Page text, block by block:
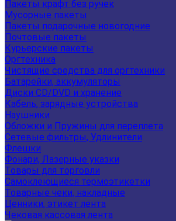
Пакеты крафт без ручек
Мусорные пакеты
Пакеты подарочные новогодние
Почтовые пакеты
Курьерские пакеты
Оргтехника
Чистящие средства для оргтехники
Батарейки, аккумуляторы
Диски CD/DVD и хранение
Кабель, зарядные устройства
Наушники
Обложки и Пружины для переплета
Сетевые фильтры, Удлинители
Флешки
Фонари, Лазерные указки
Товары для торговли
Самоклеющиеся термоэтикетки
Товарные чеки, накладные
Ценники, этикет лента
Чековая кассовая лента